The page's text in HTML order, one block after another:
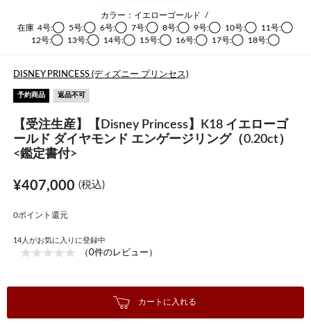
カラー：イエローゴールド
/
在庫 4号:◯ 5号:◯ 6号:◯ 7号:◯ 8号:◯ 9号:◯ 10号:◯
11号:◯
12号:◯ 13号:◯ 14号:◯ 15号:◯ 16号:◯ 17号:◯ 18号:◯
DISNEY PRINCESS (ディズニー プリンセス)
予約商品 返品不可
【受注生産】【Disney Princess】K18 イエローゴ
ールド ダイヤモンド エンゲージリング（0.20ct）
<鑑定書付>
¥407,000(税込)
0ポイント還元
14 人がお気に入りに登録中
（0件のレビュー）
カートに入れる